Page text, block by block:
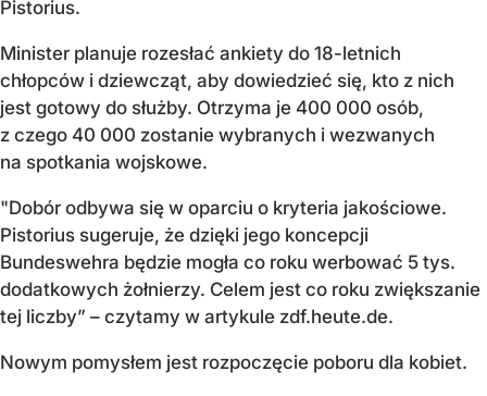
Pistorius.
Minister planuje rozesłać ankiety do 18-letnich
chłopców i dziewcząt, aby dowiedzieć się, kto z nich
jest gotowy do służby. Otrzyma je 400 000 osób,
z czego 40 000 zostanie wybranych i wezwanych
na spotkania wojskowe.
"Dobór odbywa się w oparciu o kryteria jakościowe.
Pistorius sugeruje, że dzięki jego koncepcji
Bundeswehra będzie mogła co roku werbować 5 tys.
dodatkowych żołnierzy. Celem jest co roku zwiększanie
tej liczby” – czytamy w artykule zdf.heute.de.
Nowym pomysłem jest rozpoczęcie poboru dla kobiet.